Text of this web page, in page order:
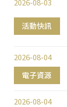
活動快訊
2026-08-03
電子資源
2026-08-04
2026-08-04